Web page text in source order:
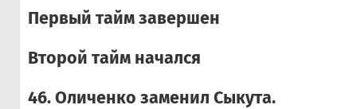
Первый тайм завершен
Второй тайм начался
46. Оличенко заменил Сыкута.